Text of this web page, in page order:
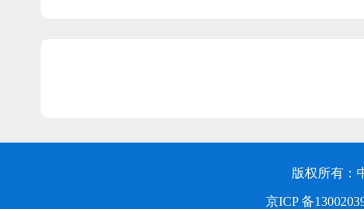
版权所有：
京ICP 备